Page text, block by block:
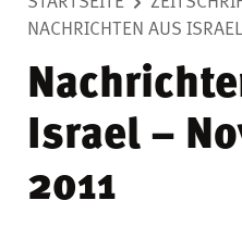
NACHRICHTEN AUS
Israel –
2011